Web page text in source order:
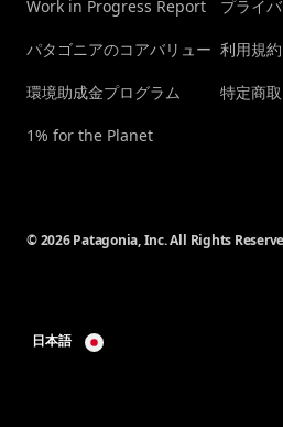
Work in Progress Report
パタゴニアのコアバリュー
環境助成金プログラム
1% for the Planet
プライ
利用規約
特定商
© 2026 Patagonia, Inc. All Rights
日本語